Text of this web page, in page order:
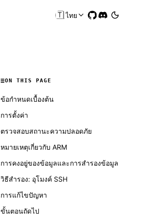
🇹🇭ไทย
ON THIS PAGE
ข้อกำหนดเบื้องต้น
การตั้งค่า
ตรวจสอบสถานะความปลอดภัย
หมายเหตุเกี่ยวกับ ARM
การคงอยู่ของข้อมูลและการสำรองข้อมูล
วิธีสำรอง: อุโมงค์ SSH
การแก้ไขปัญหา
ขั้นตอนถัดไป